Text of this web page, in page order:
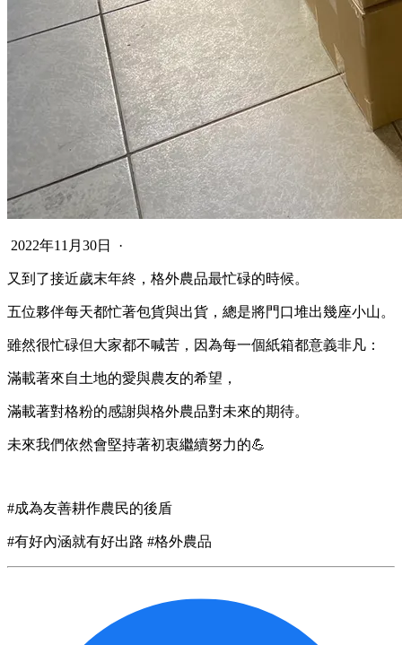
2022年11月30日 ·
又到了接近歲末年終，格外農品最忙碌的時候。
五位夥伴每天都忙著包貨與出貨，總是將門口堆出幾座小山。
雖然很忙碌但大家都不喊苦，因為每一個紙箱都意義非凡：
滿載著來自土地的愛與農友的希望，
滿載著對格粉的感謝與格外農品對未來的期待。
未來我們依然會堅持著初衷繼續努力的💪
#成為友善耕作農民的後盾
#有好內涵就有好出路 #格外農品